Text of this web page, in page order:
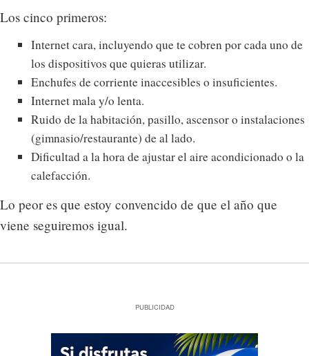
Los cinco primeros:
Internet cara, incluyendo que te cobren por cada uno de
los dispositivos que quieras utilizar.
Enchufes de corriente inaccesibles o insuficientes.
Internet mala y/o lenta.
Ruido de la habitación, pasillo, ascensor o instalaciones
(gimnasio/restaurante) de al lado.
Dificultad a la hora de ajustar el aire acondicionado o la
calefacción.
Lo peor es que estoy convencido de que el año que
viene seguiremos igual.
PUBLICIDAD